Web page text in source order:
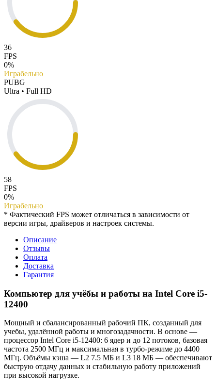
36
FPS
0%
Играбельно
PUBG
Ultra • Full HD
58
FPS
0%
Играбельно
* Фактический FPS может отличаться в зависимости от
версии игры, драйверов и настроек системы.
Описание
Отзывы
Оплата
Доставка
Гарантия
Компьютер для учёбы и работы на Intel Core i5-
12400
Мощный и сбалансированный рабочий ПК, созданный для
учебы, удалённой работы и многозадачности. В основе —
процессор Intel Core i5-12400: 6 ядер и до 12 потоков, базовая
частота 2500 МГц и максимальная в турбо-режиме до 4400
МГц. Объёмы кэша — L2 7.5 МБ и L3 18 МБ — обеспечивают
быструю отдачу данных и стабильную работу приложений
при высокой нагрузке.